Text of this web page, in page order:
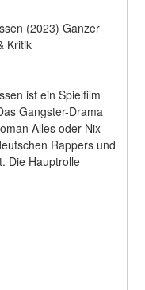
(2023) Ganzer
Kritik
ist ein Spielfilm
Gangster-Drama
Alles oder Nix
Rappers und
Die Hauptrolle